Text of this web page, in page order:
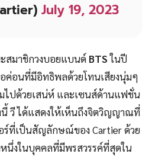
July 19, 2023
สมาชิกวงบอยแบนด์ BTSในปี
ค่อนที่มีอิทธิพลด้วยโทนเสียงนุ่มๆ
ไปด้วยเสน่ห์ และเซนส์ด้านแฟชั่น
นี้ วี ได้แสดงให้เห็นถึงจิตวิญญาณที่
ร์ที่เป็นสัญลักษณ์ของ Cartier ด้วย
หนึ่งในบุคคลที่มีพรสวรรค์ที่สุดใน